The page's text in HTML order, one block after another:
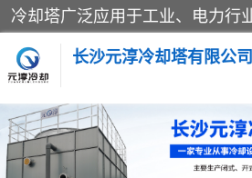
长沙元淳冷却塔有限公司
方形开式冷却塔 圆